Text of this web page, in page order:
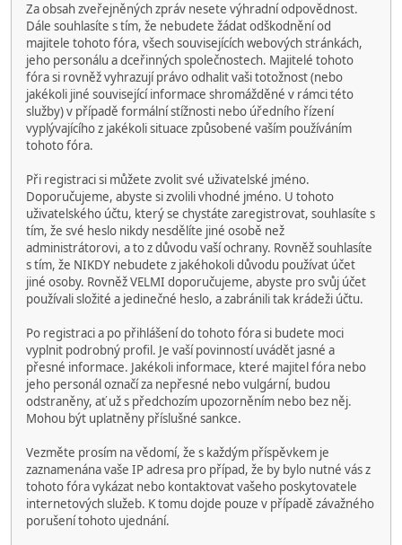
Za obsah zveřejněných zpráv nesete výhradní odpovědnost.
Dále souhlasíte s tím, že nebudete žádat odškodnění od
majitele tohoto fóra, všech souvisejících webových stránkách,
jeho personálu a dceřinných společnostech. Majitelé tohoto
fóra si rovněž vyhrazují právo odhalit vaši totožnost (nebo
jakékoli jiné související informace shromážděné v rámci této
služby) v případě formální stížnosti nebo úředního řízení
vyplývajícího z jakékoli situace způsobené vaším používáním
tohoto fóra.
Při registraci si můžete zvolit své uživatelské jméno.
Doporučujeme, abyste si zvolili vhodné jméno. U tohoto
uživatelského účtu, který se chystáte zaregistrovat, souhlasíte s
tím, že své heslo nikdy nesdělíte jiné osobě než
administrátorovi, a to z důvodu vaší ochrany. Rovněž souhlasíte
s tím, že NIKDY nebudete z jakéhokoli důvodu používat účet
jiné osoby. Rovněž VELMI doporučujeme, abyste pro svůj účet
používali složité a jedinečné heslo, a zabránili tak krádeži účtu.
Po registraci a po přihlášení do tohoto fóra si budete moci
vyplnit podrobný profil. Je vaší povinností uvádět jasné a
přesné informace. Jakékoli informace, které majitel fóra nebo
jeho personál označí za nepřesné nebo vulgární, budou
odstraněny, ať už s předchozím upozorněním nebo bez něj.
Mohou být uplatněny příslušné sankce.
Vezměte prosím na vědomí, že s každým příspěvkem je
zaznamenána vaše IP adresa pro případ, že by bylo nutné vás z
tohoto fóra vykázat nebo kontaktovat vašeho poskytovatele
internetových služeb. K tomu dojde pouze v případě závažného
porušení tohoto ujednání.